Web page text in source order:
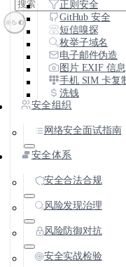
正则安全
GitHub 安全
短信嗅探
枚举子域名
电子邮件伪造
图片 EXIF 信息
手机 SIM 卡复
洗钱
安全组织
网络安全面试指南
安全体系
安全合法合规
风险发现治理
风险防御对抗
安全实战检验